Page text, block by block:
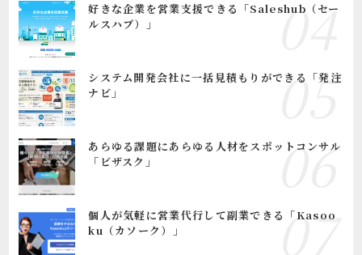
好きな企業を営業支援できる「Saleshub（セー
ルスハブ）」
システム開発会社に一括見積もりができる「発注
ナビ」
あらゆる課題にあらゆる人材をスポットコンサル
「ビザスク」
個人が気軽に営業代行して副業できる「Kasoo
ku（カソーク）」